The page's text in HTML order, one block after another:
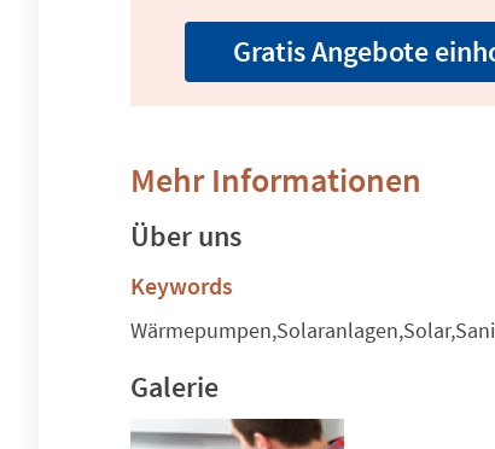
Gratis Angebote
Mehr Informationen
Über uns
Keywords
Galerie